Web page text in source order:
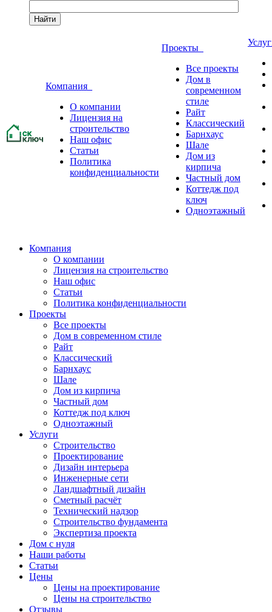
Найти
Компания
О компании
Лицензия на
строительство
Наш офис
Статьи
Политика
конфиденциальности
Проекты
Все проекты
Дом в
современном
стиле
Райт
Классический
Барнхаус
Шале
Дом из
кирпича
Частный дом
Коттедж под
ключ
Одноэтажный
Компания
О компании
Лицензия на строительство
Наш офис
Статьи
Политика конфиденциальности
Проекты
Все проекты
Дом в современном стиле
Райт
Классический
Барнхаус
Шале
Дом из кирпича
Частный дом
Коттедж под ключ
Одноэтажный
Услуги
Строительство
Проектирование
Дизайн интерьера
Инженерные сети
Ландшафтный дизайн
Сметный расчёт
Технический надзор
Строительство фундамента
Экспертиза проекта
Дом с нуля
Наши работы
Статьи
Цены
Цены на проектирование
Цены на строительство
Отзывы